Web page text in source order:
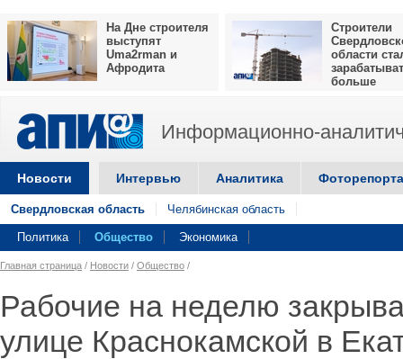
На Дне строителя
выступят
Uma2rman и
Афродита
Строители
области
больше
Информационно-
Новости Интервью Аналитика
Свердловская область Челябинская область
Политика Общество Экономика
Главная страница / Новости / Общество /
Рабочие на неделю
улице Краснокамской в